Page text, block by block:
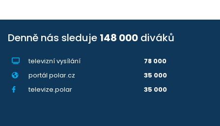
Denně nás sleduje 148 000 diváků
televizní vysílání
78 000
portál polar.cz
35 000
televize.polar
35 000